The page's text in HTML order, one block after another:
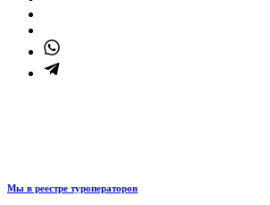
Мы в реестре туроператоров